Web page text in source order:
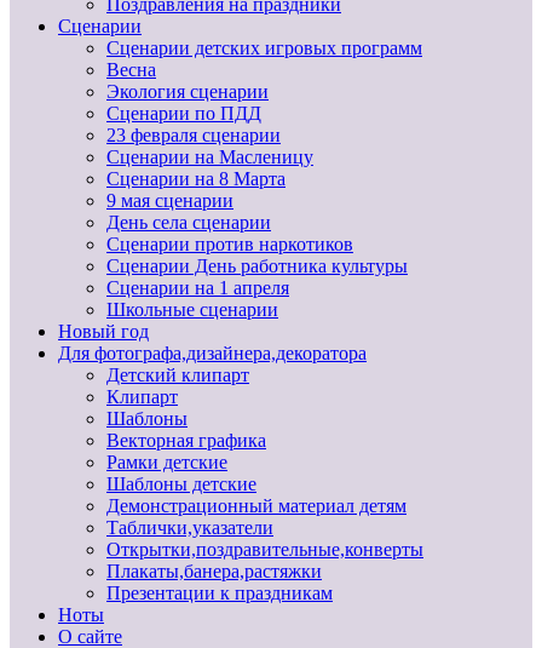
Сценарии
Сценарии детских игровых программ
Весна
Экология сценарии
Сценарии по ПДД
23 февраля сценарии
Сценарии на Масленицу
Сценарии на 8 Марта
9 мая сценарии
День села сценарии
Сценарии против наркотиков
Сценарии День работника культуры
Сценарии на 1 апреля
Школьные сценарии
Новый год
Для фотографа,дизайнера,декоратора
Детский клипарт
Клипарт
Шаблоны
Векторная графика
Рамки детские
Шаблоны детские
Демонстрационный материал детям
Таблички,указатели
Открытки,поздравительные,конверты
Плакаты,банера,растяжки
Презентации к праздникам
Ноты
О сайте